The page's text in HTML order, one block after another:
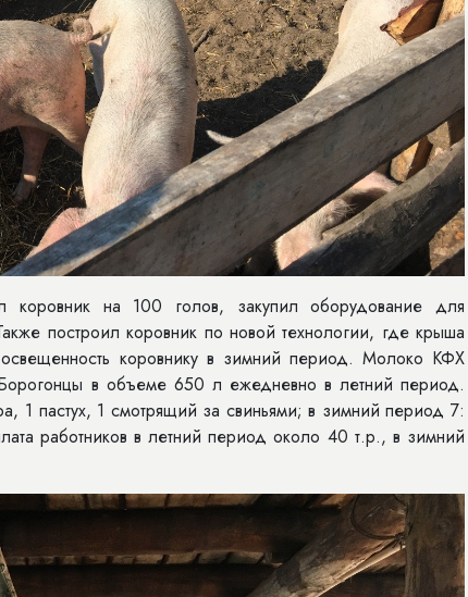
коровник на 100 голов, закупил оборудование для
построил коровник по новой технологии, где крыша
коровнику в зимний период. Молоко КФХ
в объеме 650 л ежедневно в летний период.
1 пастух, 1 смотрящий за свиньями; в зимний период 7:
работников в летний период около 40 т.р., в зимний